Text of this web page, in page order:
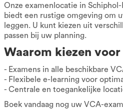
Onze examenlocatie in
biedt een rustige omgeving om
leggen. U kunt kiezen uit
passen bij uw planning.
Waarom kiezen
- Examens in alle beschikbare
- Flexibele e-learning voor
- Centrale en toegankelijke
Boek vandaag nog uw VCA-